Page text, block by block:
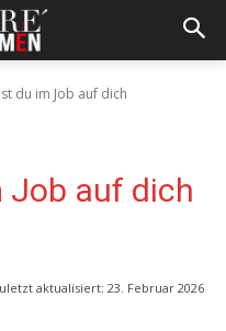
du im Job auf dich
Job auf dich
aktualisiert: 23. Februar 2026